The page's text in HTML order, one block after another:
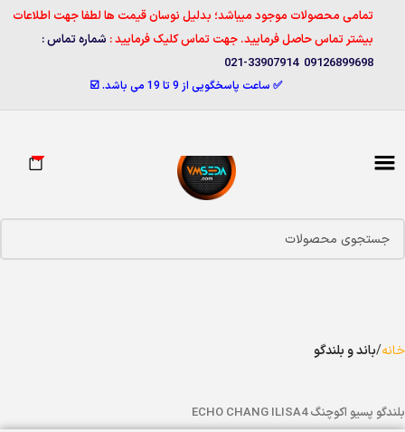
تمامی محصولات موجود میباشد؛ بدلیل نوسان قیمت ها لطفا جهت اطلاعات
بیشتر تماس حاصل فرمایید. جهت تماس کلیک فرمایید : شماره تماس :
09126899698 33907914-021
✅ ساعت پاسخگویی از 9 تا 19 می باشد. ☑️
0
خانه باند و بلندگو
بلندگو پسیو اکوچنگ ECHO CHANG ILISA4